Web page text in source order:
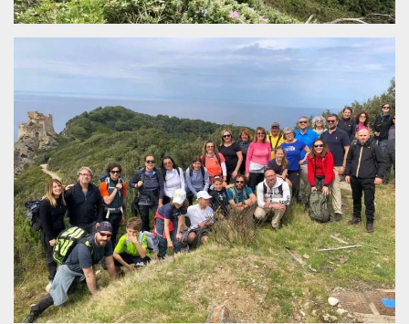
PHPSESSID
PHP.net
oooh.events
Sessione
Cookie
generato da
applicazioni
basate sul
Si tratta di un
generico
utilizzato per
mantenere le
variabili di
sessione utente.
Normalmente è
un numero
generato in
modo casuale, il
modo in cui
viene utilizzato
può essere
specifico per il
sito, ma un
buon esempio è
mantenere uno
stato di accesso
per un utente